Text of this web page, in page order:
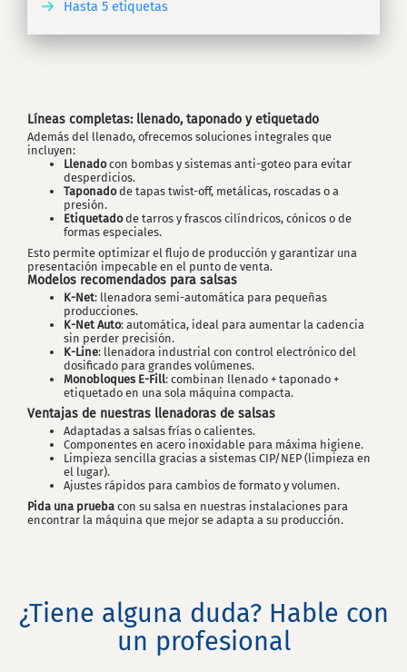
Hasta 5 etiquetas
Líneas completas: llenado, taponado y etiquetado
Además del llenado, ofrecemos soluciones integrales que
incluyen:
Llenadocon bombas y sistemas anti-goteo para evitar
desperdicios.
Taponadode tapas twist-off, metálicas, roscadas o a
presión.
Etiquetadode tarros y frascos cilíndricos, cónicos o de
formas especiales.
Esto permite optimizar el flujo de producción y garantizar una
presentación impecable en el punto de venta.
Modelos recomendados para salsas
K-Net: llenadora semi-automática para pequeñas
producciones.
K-Net Auto: automática, ideal para aumentar la cadencia
sin perder precisión.
K-Line: llenadora industrial con control electrónico del
dosificado para grandes volúmenes.
Monobloques E-Fill: combinan llenado + taponado +
etiquetado en una sola máquina compacta.
Ventajas de nuestras llenadoras de salsas
Adaptadas a salsas frías o calientes.
Componentes en acero inoxidable para máxima higiene.
Limpieza sencilla gracias a sistemas CIP/NEP (limpieza en
el lugar).
Ajustes rápidos para cambios de formato y volumen.
Pida una prueba con su salsa en nuestras instalaciones para
encontrar la máquina que mejor se adapta a su producción.
¿Tiene alguna duda? Hable con
un profesional